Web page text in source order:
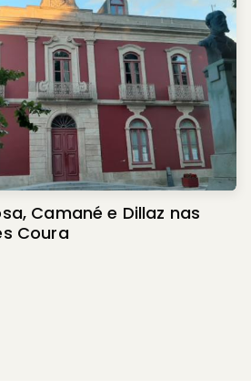
Camané e Dillaz nas
Coura